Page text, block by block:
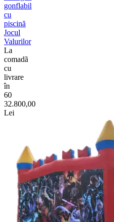
gonflabil
cu
piscină
Jocul
Valurilor
La
comadã
cu
livrare
în
60
32.800,00
Lei